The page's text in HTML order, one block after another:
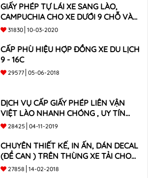
GIẤY PHÉP TỰ LÁI XE SANG LÀO,
CAMPUCHIA CHO XE DƯỚI 9 CHỖ VÀ
XE BÁN TẢI
31830 10-03-2020
CẤP PHÙ HIỆU HỢP ĐỒNG XE DU LỊCH
9 - 16C
29577 05-06-2018
DỊCH VỤ CẤP GIẤY PHÉP LIÊN VẬN
VIỆT LÀO NHANH CHÓNG , UY TÍN
TOÀN QUỐC
28425 04-11-2019
CHUYÊN THIẾT KẾ, IN ẤN, DÁN DECAL
(ĐỀ CAN ) TRÊN THÙNG XE TẢI CHO
CÔNG TY
27858 14-02-2018